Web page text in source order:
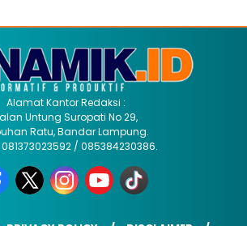
Alamat Kantor Redaksi :
Untung Suropati No 29,
Ratu, Bandar Lampung.
081373023592 / 085384230386.